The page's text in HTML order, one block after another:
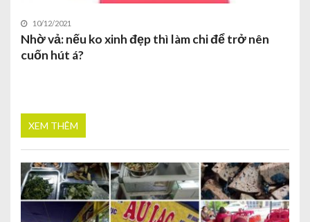
10/12/2021
Nhờ vả: nếu ko xinh đẹp thì làm chi để trở nên
cuốn hút á?
XEM THÊM